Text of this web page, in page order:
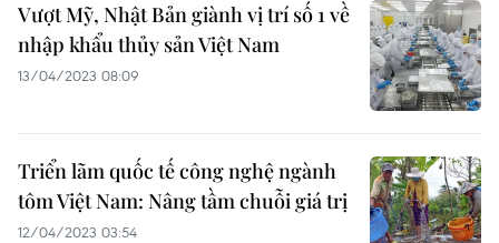
Vượt Mỹ, Nhật Bản giành vị trí số 1 về
nhập khẩu thủy sản Việt Nam
13/04/2023 08:09
Triển lãm quốc tế công nghệ ngành
tôm Việt Nam: Nâng tầm chuỗi giá trị
12/04/2023 03:54